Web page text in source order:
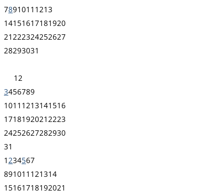
7891011 1213
14151617181920
21 222324252627
28293031
1 2
3456789
1011 1213141516
1718192021 2223
24252627282930
31
1 234567
891011 121314
15161718192021